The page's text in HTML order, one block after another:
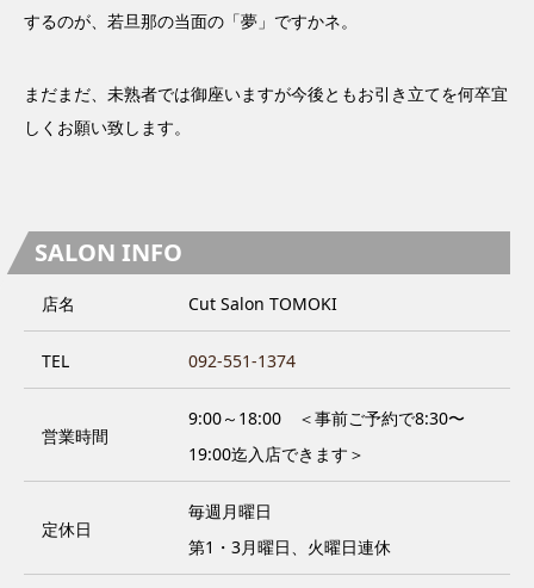
するのが、若旦那の当面の「夢」ですかネ。
まだまだ、未熟者では御座いますが今後ともお引き立てを何卒宜
しくお願い致します。
SALON INFO
店名 Cut Salon TOMOKI
TEL 092-551-1374
営業時間
9:00～18:00 ＜事前ご予約で8:30〜
19:00迄入店できます＞
定休日
毎週月曜日
第1・3月曜日、火曜日連休